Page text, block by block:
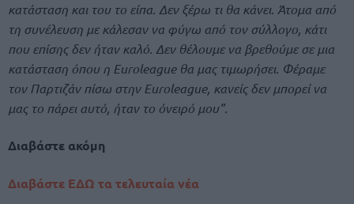
κατάσταση και του το είπα. Δεν ξέρω τι θα κάνει. Άτομα από
τη συνέλευση με κάλεσαν να φύγω από τον σύλλογο, κάτι
που επίσης δεν ήταν καλό. Δεν θέλουμε να βρεθούμε σε μια
κατάσταση όπου η Euroleague θα μας τιμωρήσει. Φέραμε
τον Παρτιζάν πίσω στην Euroleague, κανείς δεν μπορεί να
μας το πάρει αυτό, ήταν το όνειρό μου”.
Διαβάστε ακόμη
Διαβάστε ΕΔΩ τα τελευταία νέα